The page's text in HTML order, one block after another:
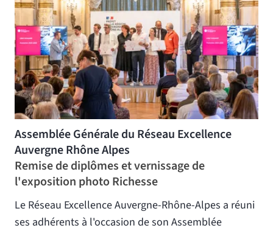
Assemblée Générale du Réseau Excellence
Auvergne Rhône Alpes
Remise de diplômes et vernissage de
l'exposition photo Richesse
Le Réseau Excellence Auvergne-Rhône-Alpes a réuni
ses adhérents à l'occasion de son Assemblée